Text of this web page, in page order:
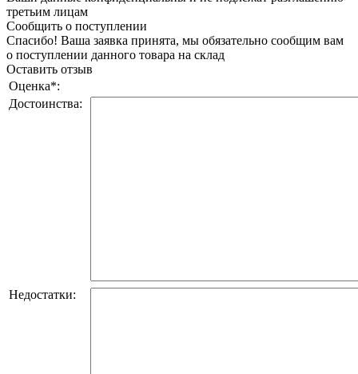
третьим лицам
Сообщить о поступлении
Спасибо! Ваша заявка принята, мы обязательно сообщим вам
о поступлении данного товара на склад
Оставить отзыв
Оценка*:
Достоинства:
Недостатки: